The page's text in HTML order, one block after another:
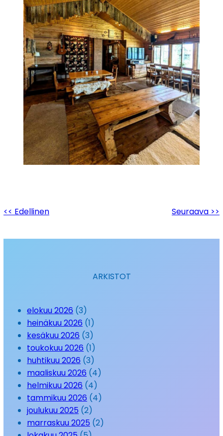
<< Edellinen Seuraava >>
ARKISTOT
elokuu 2026 (3)
heinäkuu 2026 (1)
kesäkuu 2026 (3)
toukokuu 2026 (1)
huhtikuu 2026 (3)
maaliskuu 2026 (4)
helmikuu 2026 (4)
tammikuu 2026 (4)
joulukuu 2025 (2)
marraskuu 2025 (2)